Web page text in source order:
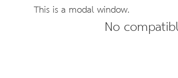
This is a modal window.
No